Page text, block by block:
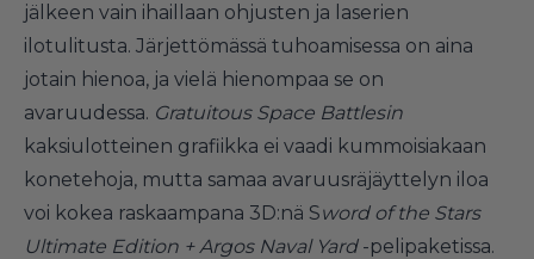
jälkeen vain ihaillaan ohjusten ja laserien
ilotulitusta. Järjettömässä tuhoamisessa on aina
jotain hienoa, ja vielä hienompaa se on
avaruudessa. Gratuitous Space Battlesin
kaksiulotteinen grafiikka ei vaadi kummoisiakaan
konetehoja, mutta samaa avaruusräjäyttelyn iloa
voi kokea raskaampana 3D:nä Sword of the Stars
Ultimate Edition + Argos Naval Yard-pelipaketissa.